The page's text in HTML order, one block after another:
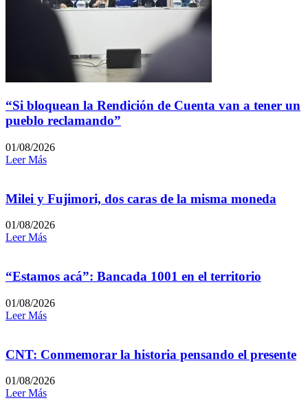
“Si bloquean la Rendición de Cuenta van a tener un
pueblo reclamando”
01/08/2026
Leer Más
Milei y Fujimori, dos caras de la misma moneda
01/08/2026
Leer Más
“Estamos acá”: Bancada 1001 en el territorio
01/08/2026
Leer Más
CNT: Conmemorar la historia pensando el presente
01/08/2026
Leer Más